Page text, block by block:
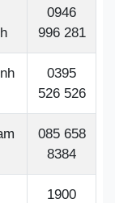
0946
996 281
0395
526 526
085 658
8384
1900